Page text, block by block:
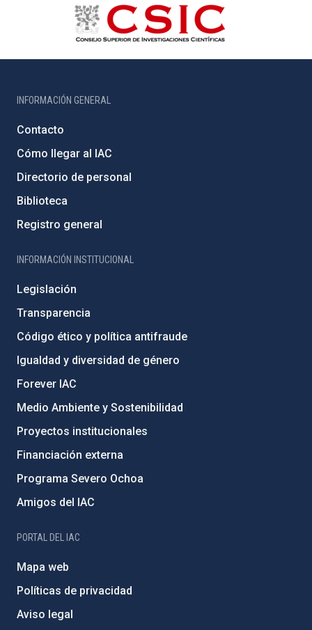
INFORMACIÓN GENERAL
Contacto
Cómo llegar al IAC
Directorio de personal
Biblioteca
Registro general
INFORMACIÓN INSTITUCIONAL
Legislación
Transparencia
Código ético y política antifraude
Igualdad y diversidad de género
Forever IAC
Medio Ambiente y Sostenibilidad
Proyectos institucionales
Financiación externa
Programa Severo Ochoa
Amigos del IAC
PORTAL DEL IAC
Mapa web
Políticas de privacidad
Aviso legal